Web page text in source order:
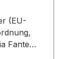
(EU-
Fante